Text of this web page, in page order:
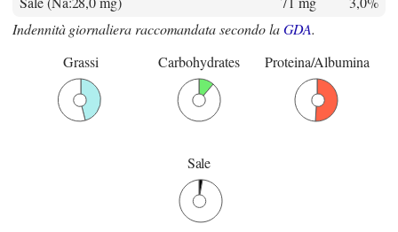
Indennità giornaliera raccomandata secondo laGDA.
Grassi
Carbohydrates Proteina/Albumina
Sale